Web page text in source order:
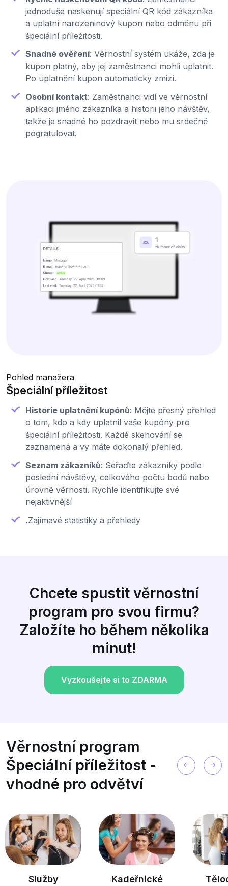
jednoduše naskenují speciální QR kód zákazníka
a uplatní narozeninový kupon nebo odměnu při
špeciální příležitosti.
Snadné ověření: Věrnostní systém ukáže, zda je
kupon platný, aby jej zaměstnanci mohli uplatnit.
Po uplatnění kupon automaticky zmizí.
Osobní kontakt: Zaměstnanci vidí ve věrnostní
aplikaci jméno zákazníka a historii jeho návštěv,
takže je snadné ho pozdravit nebo mu srdečně
pogratulovat.
Pohled manažera
Špeciální příležitost
Historie uplatnění kupónů: Mějte přesný přehled
o tom, kdo a kdy uplatnil vaše kupóny pro
špeciální příležitosti. Každé skenování se
zaznamená a vy máte dokonalý přehled.
Seznam zákazníků: Seřaďte zákazníky podle
poslední návštěvy, celkového počtu bodů nebo
úrovně věrnosti. Rychle identifikujte své
nejaktivnější
.Zajímavé statistiky a přehledy
Chcete spustit věrnostní
program pro svou firmu?
Založíte ho během několika
minut!
Vyzkoušejte si to ZDARMA
Věrnostní program
Špeciální příležitost -
vhodné pro odvětví
Služby
Kadeřnické